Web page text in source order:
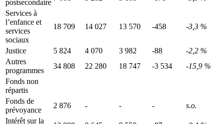
postsecondaire
Services à
l’enfance et
services
sociaux
18 709 14 027 13 570 -458 -3,3 %
Justice 5 824 4 070 3 982 -88
-2,2 %
Autres
programmes
34 808 22 280 18 747 -3 534
-15,9 %
Fonds non
répartis
Fonds de
prévoyance
2 876 - - -
s.o.
Intérêt sur la